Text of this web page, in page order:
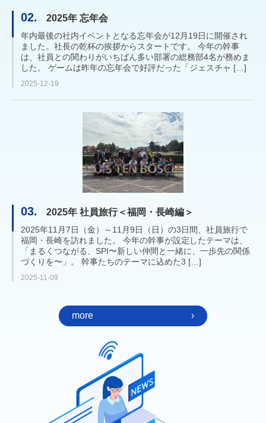
02. 2025年 忘年会
年内最後の社内イベントとなる忘年会が12月19日に開催され
ました。社長の乾杯の挨拶からスタートです。 今年の幹事
は、社員との関わりがいちばん多い部署の総務部4名が務めま
した。 ゲームは昨年の忘年会で好評だった「ジェスチャ […]
2025-12-19
03. 2025年 社員旅行＜福岡・長崎編＞
2025年11月7日（金）～11月9日（日）の3日間、社員旅行で
福岡・長崎を訪れました。 今年の幹事が設定したテーマは、
「まるくつながる、SPI〜新しい仲間と一緒に、一歩先の関係
づくりを〜」。 幹事たちのテーマに込めた3 […]
2025-11-09
more ›